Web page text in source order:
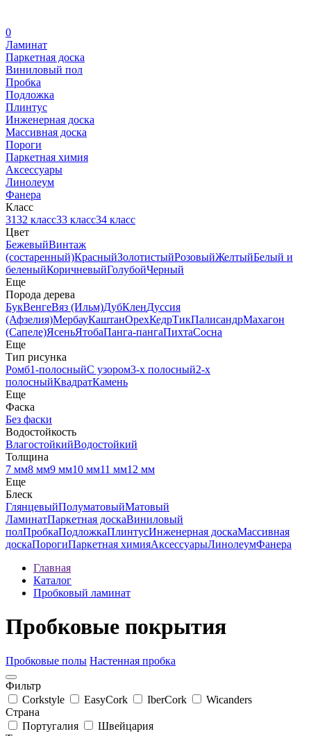
0
Ламинат
Паркетная доска
Виниловый пол
Пробка
Подложка
Плинтус
Инженерная доска
Массивная доска
Пороги
Паркетная химия
Аксессуары
Линолеум
Фанера
Класс
3132 класс33 класс34 класс
Цвет
БежевыйВинтаж
(состаренный)КрасныйЗолотистыйРозовыйЖелтыйБелый и
беленыйКоричневыйГолубойЧерный
Еще
Порода дерева
БукВенгеВяз (Ильм)ДубКленДуссия
(Афзелия)МербауКаштанОрехКедрТикПалисандрМахагон
(Сапеле)ЯсеньЯтобаПанга-пангаПихтаСосна
Еще
Тип рисунка
Ромб1-полосныйС узором3-х полосный2-х
полосныйКвадратКамень
Еще
Фаска
Без фаски
Водостойкость
ВлагостойкийВодостойкий
Толщина
7 мм8 мм9 мм10 мм11 мм12 мм
Еще
Блеск
ГлянцевыйПолуматовыйМатовый
ЛаминатПаркетная доскаВиниловый
полПробкаПодложкаПлинтусИнженерная доскаМассивная
доскаПорогиПаркетная химияАксессуарыЛинолеумФанера
Главная
Каталог
Пробковый ламинат
Пробковые покрытия
Пробковые полы Настенная пробка
Фильтр
Corkstyle
EasyCork IberCork
Wicanders
Страна
Португалия
Швейцария